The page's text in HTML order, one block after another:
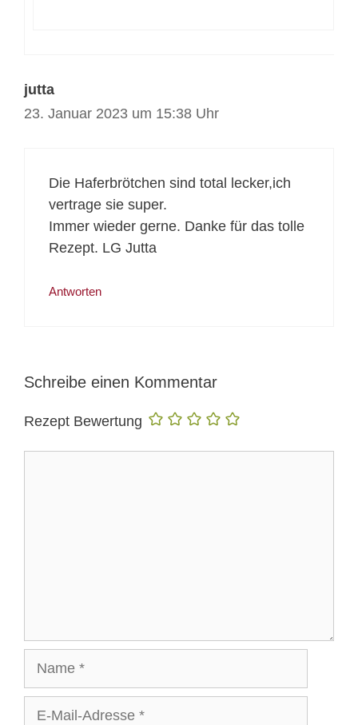
jutta
23. Januar 2023 um 15:38 Uhr
Die Haferbrötchen sind total lecker,ich
vertrage sie super.
Immer wieder gerne. Danke für das tolle
Rezept. LG Jutta
Antworten
Schreibe einen Kommentar
Rezept Bewertung